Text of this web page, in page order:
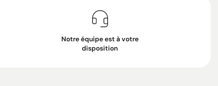
Notre équipe est à votre
disposition